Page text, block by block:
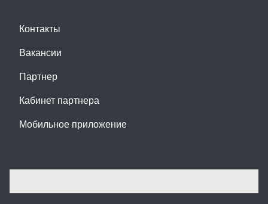
Контакты
Вакансии
Партнер
Кабинет партнера
Мобильное приложение